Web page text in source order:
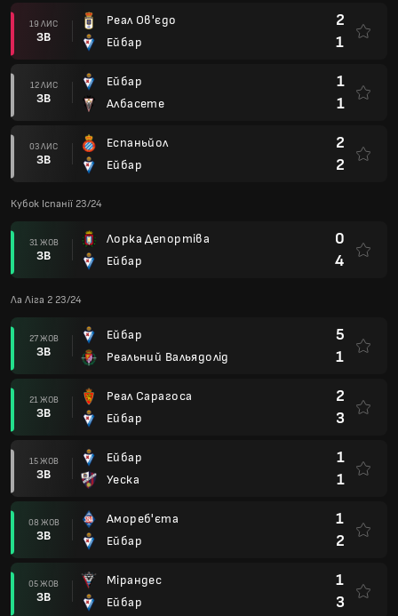
19 ЛИС
ЗВ
Реал Ов'єдо
Ейбар
2
1
12 ЛИС
ЗВ
Ейбар
Албасете
1
1
03 ЛИС
ЗВ
Еспаньйол
Ейбар
2
2
Кубок Іспанії 23/24
31 ЖОВ
ЗВ
Лорка Депортіва
Ейбар
0
4
Ла Ліга 2 23/24
27 ЖОВ
ЗВ
Ейбар
Реальний Вальядолід
5
1
21 ЖОВ
ЗВ
Реал Сарагоса
Ейбар
2
3
15 ЖОВ
ЗВ
Ейбар
Уеска
1
1
08 ЖОВ
ЗВ
Амореб'єта
Ейбар
1
2
05 ЖОВ
ЗВ
Мірандес
Ейбар
1
3